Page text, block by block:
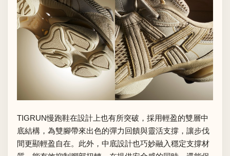
TIGRUN慢跑鞋在設計上也有所突破，採用輕盈的雙層中
底結構，為雙腳帶來出色的彈力回饋與靈活支撐，讓步伐
間更顯輕盈自在。此外，中底設計也巧妙融入穩定支撐材